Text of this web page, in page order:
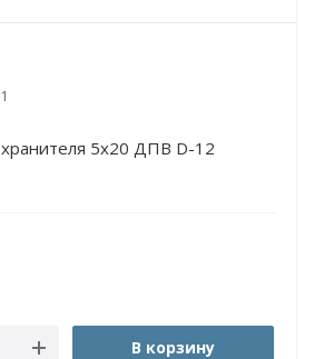
5х20 ДПВ D-12
В корзину